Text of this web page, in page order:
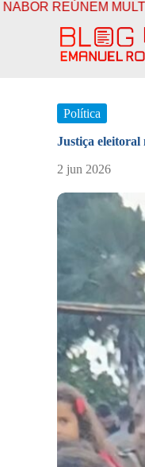
P
E REALIZAM
Política
Justiça eleitoral
2 jun 2026